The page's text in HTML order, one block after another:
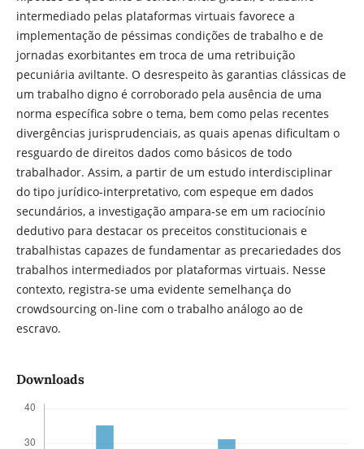
intermediado pelas plataformas virtuais favorece a
implementação de péssimas condições de trabalho e de
jornadas exorbitantes em troca de uma retribuição
pecuniária aviltante. O desrespeito às garantias clássicas de
um trabalho digno é corroborado pela ausência de uma
norma específica sobre o tema, bem como pelas recentes
divergências jurisprudenciais, as quais apenas dificultam o
resguardo de direitos dados como básicos de todo
trabalhador. Assim, a partir de um estudo interdisciplinar
do tipo jurídico-interpretativo, com espeque em dados
secundários, a investigação ampara-se em um raciocínio
dedutivo para destacar os preceitos constitucionais e
trabalhistas capazes de fundamentar as precariedades dos
trabalhos intermediados por plataformas virtuais. Nesse
contexto, registra-se uma evidente semelhança do
crowdsourcing on-line com o trabalho análogo ao de
escravo.
Downloads